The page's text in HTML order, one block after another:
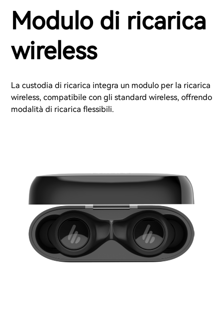
Modulo di ricarica
wireless
La custodia di ricarica integra un modulo per la ricarica
wireless, compatibile con gli standard wireless, offrendo
modalità di ricarica flessibili.